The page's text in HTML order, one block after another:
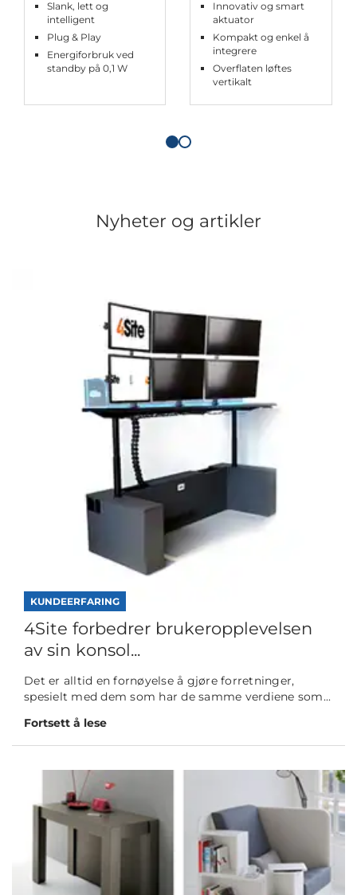
Slank, lett og
intelligent
Plug & Play
Energiforbruk ved
standby på 0,1 W
Innovativ og smart
aktuator
Kompakt og enkel å
integrere
Overflaten løftes
vertikalt
Nyheter og artikler
KUNDEERFARING
4Site forbedrer brukeropplevelsen
av sin konsol...
Det er alltid en fornøyelse å gjøre forretninger,
spesielt med dem som har de samme verdiene som...
Fortsett å lese